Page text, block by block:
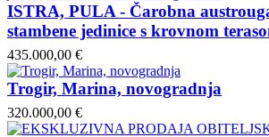
ISTRA, PULA - Čarobna
stambene jedinice s krovnom
435.000,00 €
Trogir, Marina, novogradnja
320.000,00 €